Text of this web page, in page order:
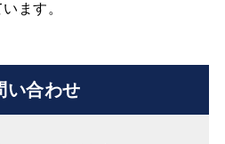
ます。
い合わせ